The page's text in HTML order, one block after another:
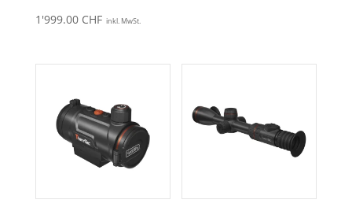
1'999.00 CHF inkl. MwSt.